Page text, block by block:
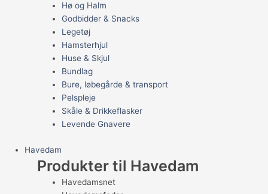
Hø og Halm
Godbidder & Snacks
Legetøj
Hamsterhjul
Huse & Skjul
Bundlag
Bure, løbegårde & transport
Pelspleje
Skåle & Drikkeflasker
Levende Gnavere
Havedam
Produkter til Havedam
Havedamsnet